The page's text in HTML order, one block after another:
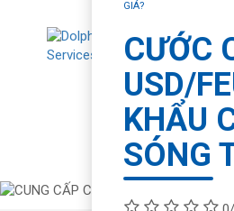
GIÁ?
CƯỚC
USD/
KHẨU
SÓNG